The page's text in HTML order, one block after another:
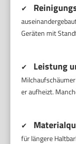
✔
Geräten mit
✔ Leistung
er aufheizt.
✔
für längere